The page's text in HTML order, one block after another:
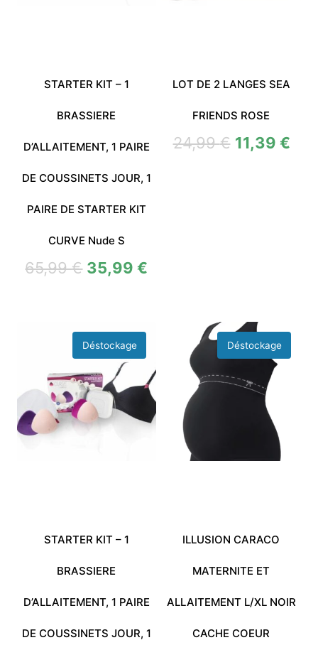
STARTER KIT – 1
BRASSIERE
D’ALLAITEMENT, 1 PAIRE
DE COUSSINETS JOUR, 1
PAIRE DE STARTER KIT
CURVE Nude S
65,99€ 35,99€
LOT DE 2 LANGES SEA
FRIENDS ROSE
24,99€ 11,39 €
STARTER KIT – 1
BRASSIERE
D’ALLAITEMENT, 1 PAIRE
DE COUSSINETS JOUR, 1
ILLUSION CARACO
MATERNITE ET
ALLAITEMENT L/XL NOIR
CACHE COEUR